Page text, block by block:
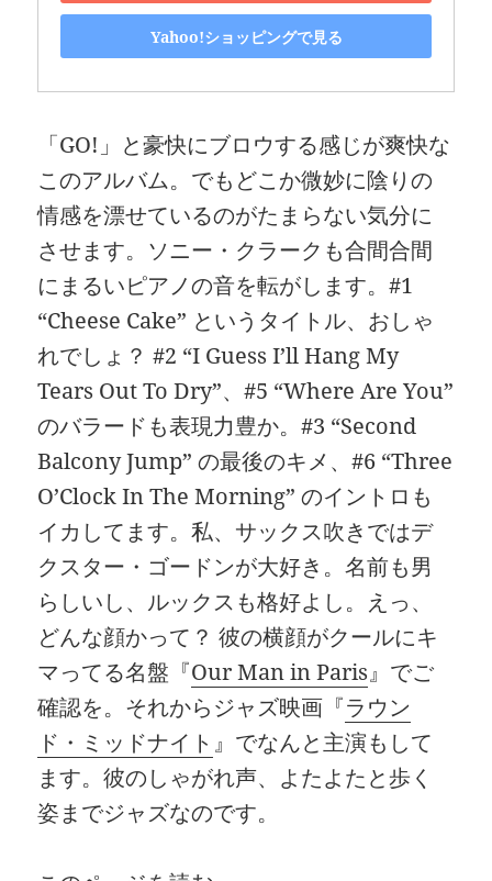
Yahoo!ショッピングで見る
「GO!」と豪快にブロウする感じが爽快な
このアルバム。でもどこか微妙に陰りの
情感を漂せているのがたまらない気分に
させます。ソニー・クラークも合間合間
にまるいピアノの音を転がします。#1
“Cheese Cake” というタイトル、おしゃ
れでしょ？ #2 “I Guess I’ll Hang My
Tears Out To Dry”、#5 “Where Are You”
のバラードも表現力豊か。#3 “Second
Balcony Jump” の最後のキメ、#6 “Three
O’Clock In The Morning” のイントロも
イカしてます。私、サックス吹きではデ
クスター・ゴードンが大好き。名前も男
らしいし、ルックスも格好よし。えっ、
どんな顔かって？ 彼の横顔がクールにキ
マってる名盤『Our Man in Paris』でご
確認を。それからジャズ映画『ラウン
ド・ミッドナイト 』でなんと主演もして
ます。彼のしゃがれ声、よたよたと歩く
姿までジャズなのです。